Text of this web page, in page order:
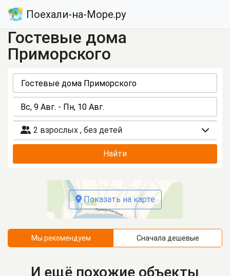
Поехали-на-Море.ру
Гостевые дома
Приморского
2 взрослых , без детей
Найти
Показать на карте
Мы рекомендуем Сначала дешевые
И ещё похожие объекты